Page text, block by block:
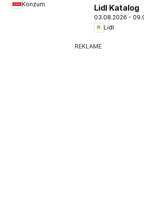
Konzum
Lidl Katalog
03.08.2026 -
Lidl
REKLAME